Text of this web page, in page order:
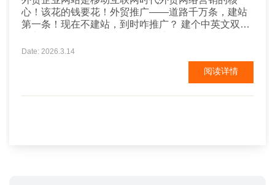
心！该花的钱要花！外贸推广——道路千万条，建站
第一条！现在不建站，到时咋推广？ 建个中英文双语
bilingual foreign trade website in Chinese and
户展示你的产品？——那么你就要着重的去展示你的
Date: 2026.3.14
阅读详情